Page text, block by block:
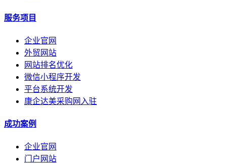
服务项目
企业官网
外贸网站
网站排名优化
微信小程序开发
平台系统开发
康企达美采购网入驻
成功案例
企业官网
门户网站